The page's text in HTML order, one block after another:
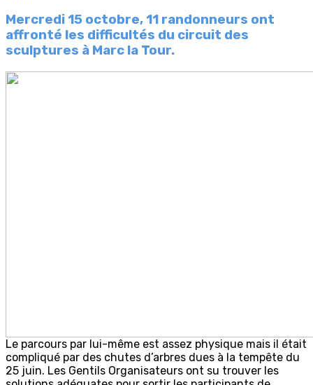
Mercredi 15 octobre, 11 randonneurs ont
affronté les difficultés du circuit des
sculptures à Marc la Tour.
Le parcours par lui-même est assez physique mais il était
compliqué par des chutes d’arbres dues à la tempête du
25 juin. Les Gentils Organisateurs ont su trouver les